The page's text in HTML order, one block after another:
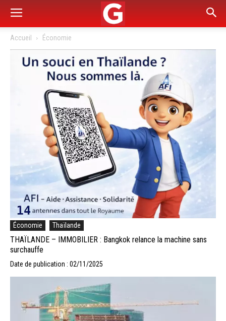
Accueil Économie
Économie Thaïlande
THAÏLANDE – IMMOBILIER : Bangkok relance la machine sans
surchauffe
Date de publication : 02/11/2025